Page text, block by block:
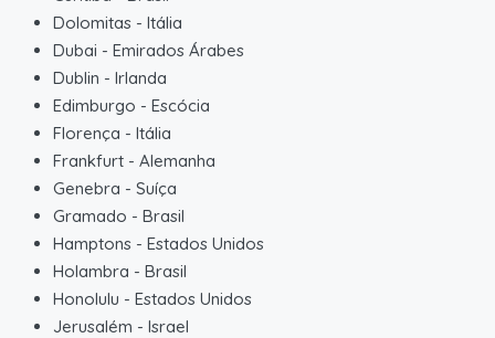
Dolomitas - Itália
Dubai - Emirados Árabes
Dublin - Irlanda
Edimburgo - Escócia
Florença - Itália
Frankfurt - Alemanha
Genebra - Suíça
Gramado - Brasil
Hamptons - Estados Unidos
Holambra - Brasil
Honolulu - Estados Unidos
Jerusalém - Israel